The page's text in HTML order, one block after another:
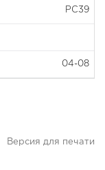
PC39
04-08
Версия для печати